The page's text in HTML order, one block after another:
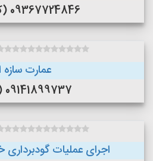
09367724846 (کرمانشاه )
عمارت سازه
09141899737 (ارومیه)
اجرای عملیات گودبرداری